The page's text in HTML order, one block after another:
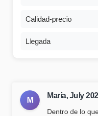
M
María,July
Dentro de lo